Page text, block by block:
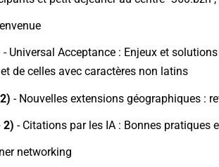
- Universal Acceptance : Enjeux et
de celles avec caractères non latins
- Nouvelles extensions géographiques :
2) - Citations par les IA : Bonnes pratiques
networking